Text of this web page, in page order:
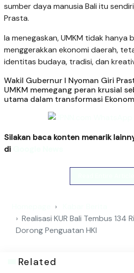
sumber daya manusia Bali itu
Prasta.
Ia menegaskan, UMKM tidak hanya
menggerakkan ekonomi daerah,
identitas budaya, tradisi, dan
Wakil Gubernur I Nyoman Giri
UMKM memegang peran krusial
utama dalam transformasi
Silakan baca konten menarik
di
Realisasi KUR Bali Tembus 134
Dorong Penguatan HKI
Related